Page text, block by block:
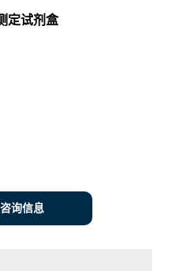
定试剂盒
询信息